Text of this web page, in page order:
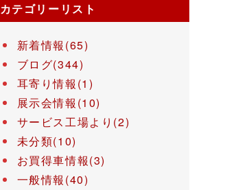
カテゴリーリスト
新着情報(65)
ブログ(344)
耳寄り情報(1)
展示会情報(10)
サービス工場より(2)
未分類(10)
お買得車情報(3)
一般情報(40)